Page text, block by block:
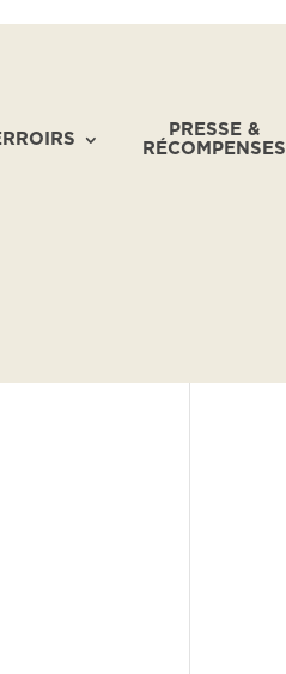
PRESSE &
RÉCOMPENSES